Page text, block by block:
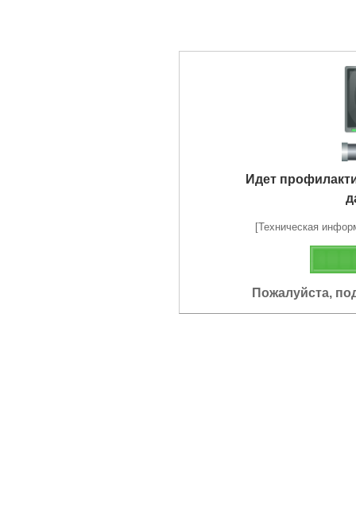
Идет
[Техническая
Пожалуйста,